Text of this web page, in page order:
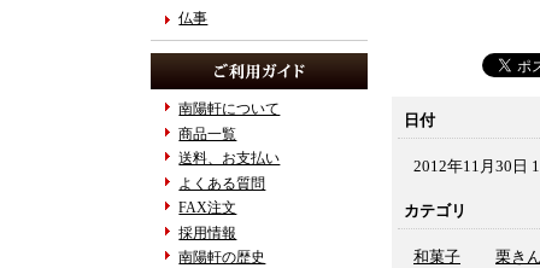
仏事
南陽軒について
商品一覧
送料、お支払い
よくある質問
FAX注文
採用情報
南陽軒の歴史
日付
2012年11月30日
カテゴリ
和菓子 栗き